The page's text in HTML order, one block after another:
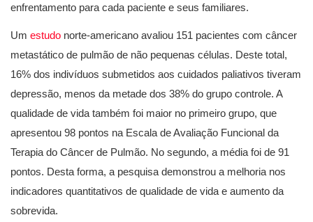
enfrentamento para cada paciente e seus familiares.
Um estudo norte-americano avaliou 151 pacientes com câncer
metastático de pulmão de não pequenas células. Deste total,
16% dos indivíduos submetidos aos cuidados paliativos tiveram
depressão, menos da metade dos 38% do grupo controle. A
qualidade de vida também foi maior no primeiro grupo, que
apresentou 98 pontos na Escala de Avaliação Funcional da
Terapia do Câncer de Pulmão. No segundo, a média foi de 91
pontos. Desta forma, a pesquisa demonstrou a melhoria nos
indicadores quantitativos de qualidade de vida e aumento da
sobrevida.